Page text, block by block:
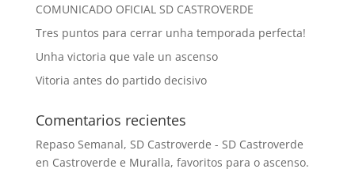
COMUNICADO OFICIAL SD CASTROVERDE
Tres puntos para cerrar unha temporada perfecta!
Unha victoria que vale un ascenso
Vitoria antes do partido decisivo
Comentarios recientes
Repaso Semanal, SD Castroverde - SD Castroverde
en Castroverde e Muralla, favoritos para o ascenso.